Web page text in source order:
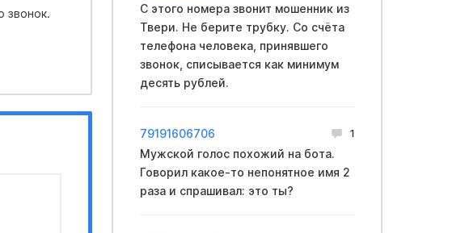
звонок.
С этого номера звонит мошенник из
Твери. Не берите трубку. Со счёта
телефона человека, принявшего
звонок, списывается как минимум
десять рублей.
79191606706 1
Мужской голос похожий на бота.
Говорил какое-то непонятное имя 2
раза и спрашивал: это ты?